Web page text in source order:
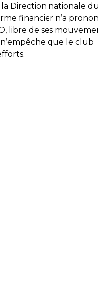
Direction nationale
financier n’a
libre de ses
que le club